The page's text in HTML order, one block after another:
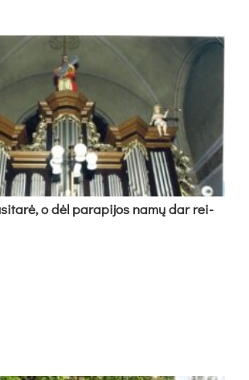
o dėl pa­ra­pi­jos na­mų dar rei­